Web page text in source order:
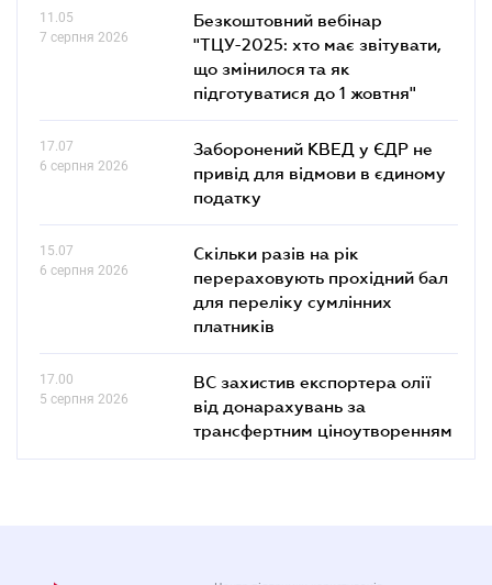
11.05
7 серпня 2026
Безкоштовний вебінар
"ТЦУ-2025: хто має звітувати,
що змінилося та як
підготуватися до 1 жовтня"
17.07
6 серпня 2026
Заборонений КВЕД у ЄДР не
привід для відмови в єдиному
податку
15.07
6 серпня 2026
Скільки разів на рік
перераховують прохідний бал
для переліку сумлінних
платників
17.00
5 серпня 2026
ВС захистив експортера олії
від донарахувань за
трансфертним ціноутворенням